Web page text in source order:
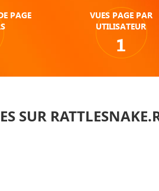
PAGE
VUES PAGE PAR
UTILISATEUR
1
SUR